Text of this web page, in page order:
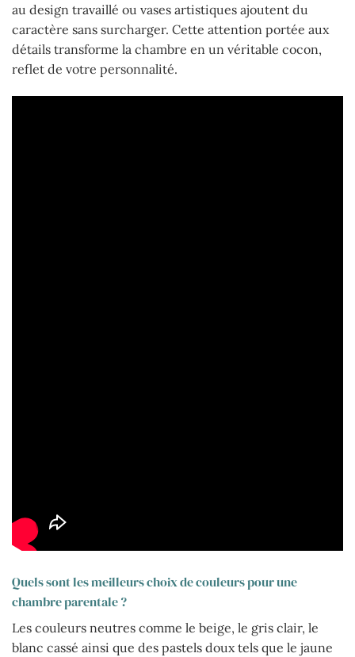
au design travaillé ou vases artistiques ajoutent du
caractère sans surcharger. Cette attention portée aux
détails transforme la chambre en un véritable cocon,
reflet de votre personnalité.
Quels sont les meilleurs choix de couleurs pour une
chambre parentale ?
Les couleurs neutres comme le beige, le gris clair, le
blanc cassé ainsi que des pastels doux tels que le jaune